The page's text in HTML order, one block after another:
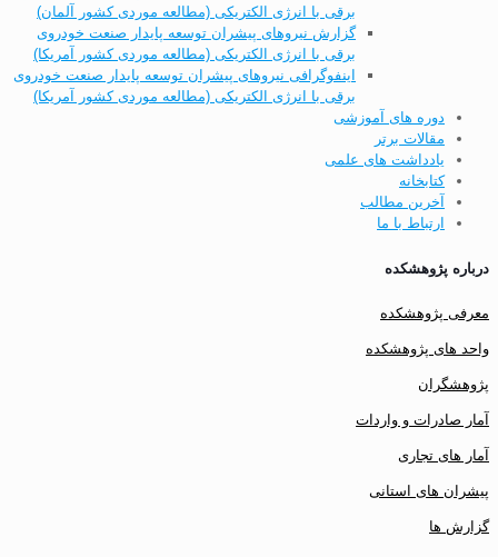
برقی با انرژی الکتریکی (مطالعه موردی کشور آلمان)
گزارش نیروهای پیشران توسعه پایدار صنعت خودروی
برقی با انرژی الکتریکی (مطالعه موردی کشور آمریکا)
اینفوگرافی نیروهای پیشران توسعه پایدار صنعت خودروی
برقی با انرژی الکتریکی (مطالعه موردی کشور آمریکا)
دوره های آموزشی
مقالات برتر
یادداشت های علمی
کتابخانه
آخرین مطالب
ارتباط با ما
درباره پژوهشکده
معرفی پژوهشکده
واحد های پژوهشکده
پژوهشگران
آمار صادرات و واردات
آمار های تجاری
پیشران های استانی
گزارش ها